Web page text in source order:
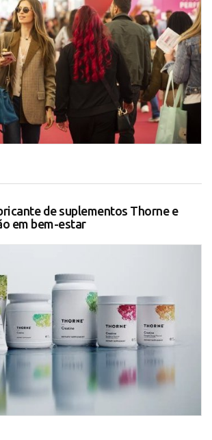
de suplementos Thorne e
em bem-estar